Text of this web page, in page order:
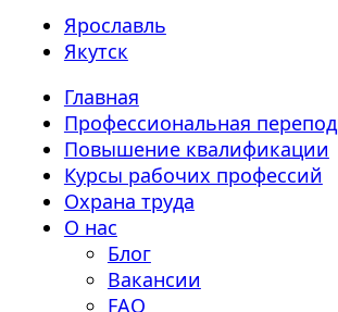
Ярославль
Якутск
Главная
Профессиональная
Повышение квалификации
Курсы рабочих профессий
Охрана труда
О нас
Блог
Вакансии
FAQ